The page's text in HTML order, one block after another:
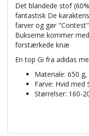
Det blandede stof
fantastisk De
farver og gør
Bukserne kommer
forstærkede knæ
En top Gi fra adidas
Materiale: 650
Farve: Hvid med
Størrelser: 160-